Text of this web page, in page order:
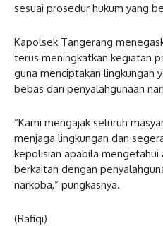
sesuai prosedur hukum yang
Kapolsek Tangerang
terus meningkatkan kegiatan
guna menciptakan lingkungan
bebas dari penyalahgunaan
“Kami mengajak seluruh
menjaga lingkungan dan
kepolisian apabila mengetahui
berkaitan dengan
narkoba,” pungkasnya.
(Rafiqi)